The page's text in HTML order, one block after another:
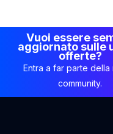
Vuoi essere
aggiornato sulle
offerte?
Entra a far parte della
community.